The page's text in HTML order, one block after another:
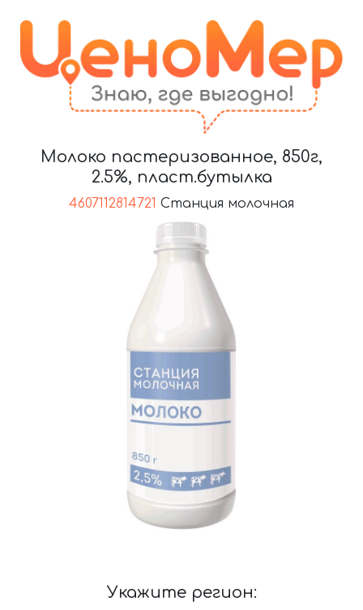
Молоко пастеризованное, 850г,
2.5%, пласт.бутылка
4607112814721 Станция молочная
Укажите регион: